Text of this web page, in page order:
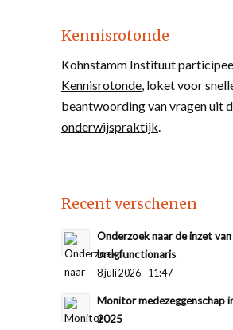
Kennisrotonde
Kohnstamm Instituut
Kennisrotonde, loket voor
beantwoording vanvragen uit
onderwijspraktijk.
Recent verschenen
Onderzoek naar de inzet
brugfunctionaris
8 juli 2026 - 11:47
Monitor medezeggenschap
2025